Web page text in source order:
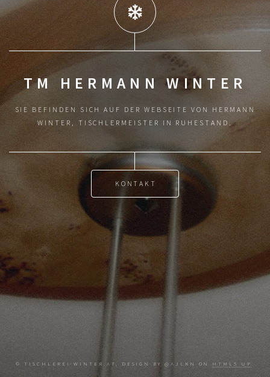
TM HERMANN WINTER
SIE BEFINDEN SICH AUF DER WEBSEITE VON HERMANN
WINTER, TISCHLERMEISTER IN RUHESTAND.
KONTAKT
© TISCHLEREI-WINTER.AT, DESIGN BY @AJLKN ON HTML5 UP.